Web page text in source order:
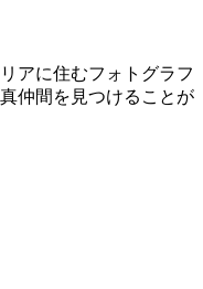
アに住むフォトグラフ
仲間を見つけることが